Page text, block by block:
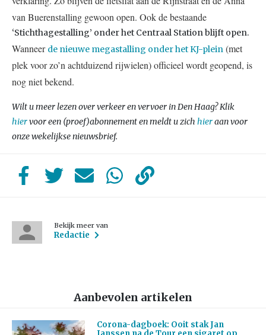
van Buerenstalling gewoon open. Ook de bestaande
‘Stichthagestalling’ onder het Centraal Station blijft open.
Wanneer de nieuwe megastalling onder het KJ-plein (met
plek voor zo’n achtduizend rijwielen) officieel wordt geopend, is
nog niet bekend.
Wilt u meer lezen over verkeer en vervoer in Den Haag? Klik
hiervoor een (proef)abonnement en meldt u zich hieraan voor
onze wekelijkse nieuwsbrief.
Bekijk meer van
Redactie
Aanbevolen artikelen
Corona-dagboek: Ooit stak Jan